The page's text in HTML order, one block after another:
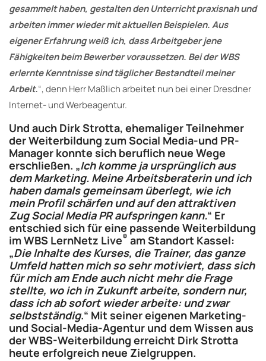
gesammelt haben, gestalten den Unterricht praxisnah und
arbeiten immer wieder mit aktuellen Beispielen. Aus
eigener Erfahrung weiß ich, dass Arbeitgeber jene
Fähigkeiten beim Bewerber voraussetzen. Bei der WBS
erlernte Kenntnisse sind täglicher Bestandteil meiner
Arbeit.“, denn Herr Maßlich arbeitet nun bei einer Dresdner
Internet- und Werbeagentur.
Und auch Dirk Strotta, ehemaliger Teilnehmer
der Weiterbildung zum Social Media-und PR-
Manager konnte sich beruflich neue Wege
erschließen. „Ich komme ja ursprünglich aus
dem Marketing. Meine Arbeitsberaterin und ich
haben damals gemeinsam überlegt, wie ich
mein Profil schärfen und auf den attraktiven
Zug Social Media PR aufspringen kann.“ Er
entschied sich für eine passende Weiterbildung
im WBS LernNetz Live® am Standort Kassel:
„Die Inhalte des Kurses, die Trainer, das ganze
Umfeld hatten mich so sehr motiviert, dass sich
für mich am Ende auch nicht mehr die Frage
stellte, wo ich in Zukunft arbeite, sondern nur,
dass ich ab sofort wieder arbeite: und zwar
selbstständig.“ Mit seiner eigenen Marketing-
und Social-Media-Agentur und dem Wissen aus
der WBS-Weiterbildung erreicht Dirk Strotta
heute erfolgreich neue Zielgruppen.